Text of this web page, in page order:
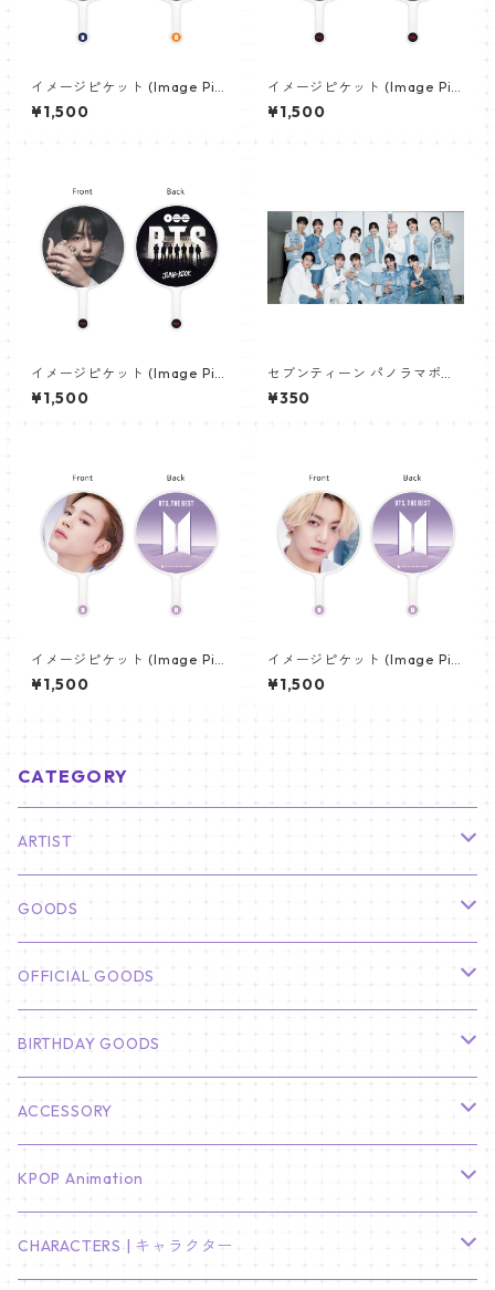
イメージピケット (Image Pic
ket) うちわ - ジン (JIN-08)
¥1,500
イメージピケット (Image Pic
ket) うちわ - 防弾少年団 (BTS
_10)
¥1,500
イメージピケット (Image Pic
ket) うちわ - ジョングク (JU
NGKOOK_19)
¥1,500
セブンティーン パノラマポス
ター (SEVENTEEN Poster) 70
0*330mm 【seventeen-0
¥350
イメージピケット (Image Pic
ket) うちわ - ジミン(JIMIN-0
6)
¥1,500
イメージピケット (Image Pic
ket) うちわ - ジョングク (JU
NGKOOK_07)
¥1,500
CATEGORY
ARTIST
俳優
CHA EUN WOO
HYUNBIN
BTS
JIN
J-HOPE
SEVENTEEN
S.COUPS
ジョンハン
Stray Kids
バンチャン
リノ
TXT
ヨンジュン
ENHYPEN
GOODS
カレンダー
壁掛けカレンダー
ミニ壁掛けカレンダー
フォトカードセット(60枚入り)
韓国語単語カード
プレミアム写真集
ステッカー&粘着メモ紙セット
OFFICIAL GOODS
LIGHT STICK
Light Stick Pouch
BT21
Stray Kids
MANIAC ENCORE
SKZOO
BIRTHDAY GOODS
01/01 WINTER
01/16 SEUNGKWAN
02/01 DOYOUNG
ACCESSORY
PIERCE
EARRING
KPOP Animation
KPop Demon Hunters
CHARACTERS | キャラクター